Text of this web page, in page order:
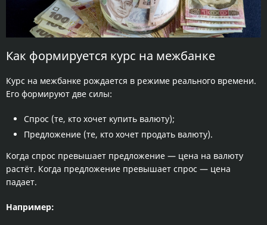
Как формируется курс на межбанке
Курс на межбанке рождается в режиме реального времени.
Его формируют две силы:
Спрос (те, кто хочет купить валюту);
Предложение (те, кто хочет продать валюту).
Когда спрос превышает предложение — цена на валюту
растёт. Когда предложение превышает спрос — цена
падает.
Например: